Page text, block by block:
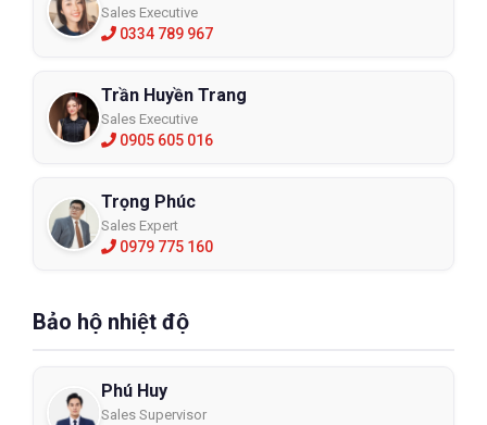
Sales Executive
0334 789 967
Trần Huyền Trang
Sales Executive
0905 605 016
Trọng Phúc
Sales Expert
0979 775 160
Bảo hộ nhiệt độ
Phú Huy
Sales Supervisor